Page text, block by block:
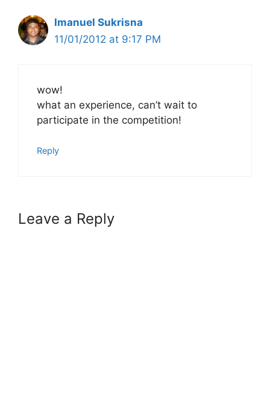
Imanuel Sukrisna
11/01/2012 at 9:17 PM
wow!
what an experience, can’t wait to
participate in the competition!
Reply
Leave a Reply